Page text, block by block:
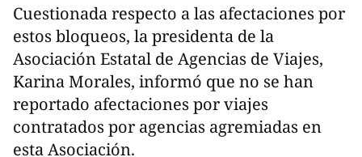
Cuestionada respecto a las afectaciones por
estos bloqueos, la presidenta de la
Asociación Estatal de Agencias de Viajes,
Karina Morales, informó que no se han
reportado afectaciones por viajes
contratados por agencias agremiadas en
esta Asociación.